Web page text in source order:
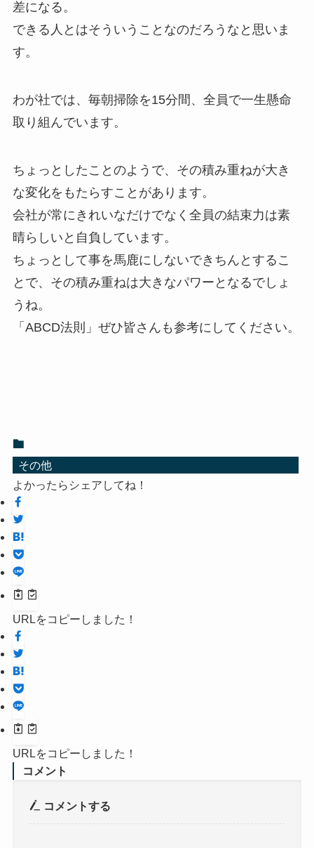
差になる。
できる人とはそういうことなのだろうなと思いま
す。
わが社では、毎朝掃除を15分間、全員で一生懸命
取り組んでいます。
ちょっとしたことのようで、その積み重ねが大き
な変化をもたらすことがあります。
会社が常にきれいなだけでなく全員の結束力は素
晴らしいと自負しています。
ちょっとして事を馬鹿にしないできちんとするこ
とで、その積み重ねは大きなパワーとなるでしょ
うね。
「ABCD法則」ぜひ皆さんも参考にしてください。
その他
よかったらシェアしてね！
URLをコピーしました！
URLをコピーしました！
コメント
コメントする